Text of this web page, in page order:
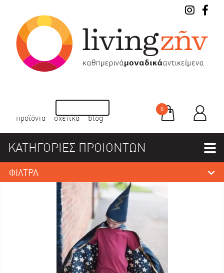
προϊόντα σχετικά blog
0
ΚΑΤΗΓΟΡΙΕΣ ΠΡΟΪΟΝΤΩΝ
ΦΙΛΤΡΑ